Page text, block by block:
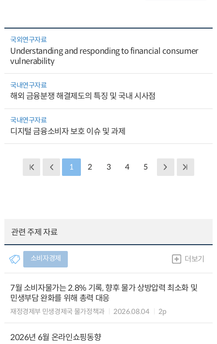
국외연구자료
Understanding and responding to financial consumer
vulnerability
국내연구자료
해외 금융분쟁 해결제도의 특징 및 국내 시사점
국내연구자료
디지털 금융소비자 보호 이슈 및 과제
1 2 3 4 5
관련 주제 자료
소비자경제 더보기
7월 소비자물가는 2.8% 기록, 향후 물가 상방압력 최소화 및
민생부담 완화를 위해 총력 대응
재정경제부 민생경제국 물가정책과 2026.08.04 2p
2026년 6월 온라인쇼핑동향